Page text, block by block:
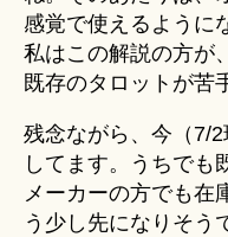
感覚で使えるように
私はこの解説の方が
既存のタロットが苦
残念ながら、今（7/
してます。うちでも
メーカーの方でも在
う少し先になりそう